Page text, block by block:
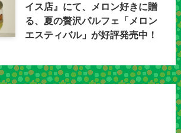
イス店』にて、メロン好きに贈
る、夏の贅沢パルフェ「メロン
エスティバル」が好評発売中！